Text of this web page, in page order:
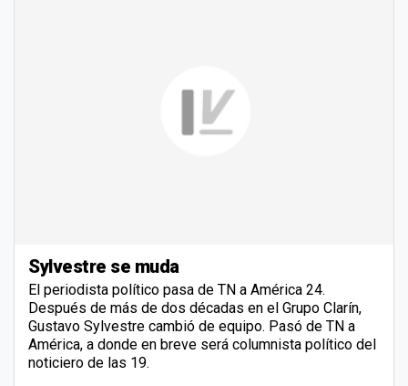
Sylvestre se muda
El periodista político pasa de TN a América 24.
Después de más de dos décadas en el Grupo Clarín,
Gustavo Sylvestre cambió de equipo. Pasó de TN a
América, a donde en breve será columnista político del
noticiero de las 19.